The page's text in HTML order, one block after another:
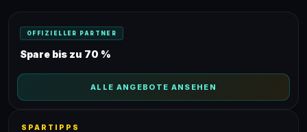
OFFIZIELLER PARTNER
Spare bis zu 70 %
ALLE ANGEBOTE ANSEHEN
SPARTIPPS